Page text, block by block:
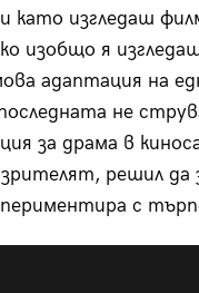
като изгледаш
изобщо я
адаптация на
не
за драма в
зрителят, решил да
с